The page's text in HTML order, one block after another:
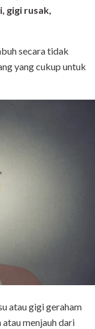
gigi rusak,
secara tidak
yang cukup untuk
atau gigi geraham
menjauh dari